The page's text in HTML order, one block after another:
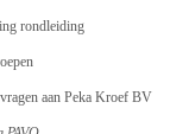
rondleiding
aan Peka Kroef BV